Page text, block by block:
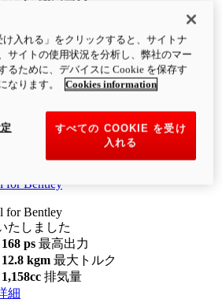
i
ィギュレーター 製品詳細
RS 100
12.2 kgm
最大トルク
装備重量（燃料を除く）
for Bentley
for Bentley
たしました
168 ps 最高出力
12.8 kgm 最大トルク
1,158cc 排気量
細
け入れる」をクリックすると、サイトナ
サイトの使用状況を分析し、弊社のマー
るために、デバイスに Cookie を保存す
なります。
Cookies information
すべての COOKIE を受け
入れる